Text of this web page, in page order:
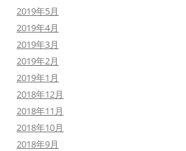
2019年5月
2019年4月
2019年3月
2019年2月
2019年1月
2018年12月
2018年11月
2018年10月
2018年9月